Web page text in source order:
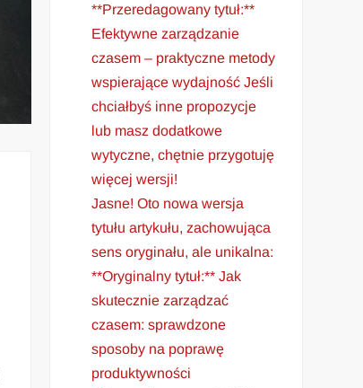
**Przeredagowany tytuł:**
Efektywne zarządzanie
czasem – praktyczne metody
wspierające wydajność Jeśli
chciałbyś inne propozycje
lub masz dodatkowe
wytyczne, chętnie przygotuję
więcej wersji!
Jasne! Oto nowa wersja
tytułu artykułu, zachowująca
sens oryginału, ale unikalna:
**Oryginalny tytuł:** Jak
skutecznie zarządzać
czasem: sprawdzone
sposoby na poprawę
produktywności